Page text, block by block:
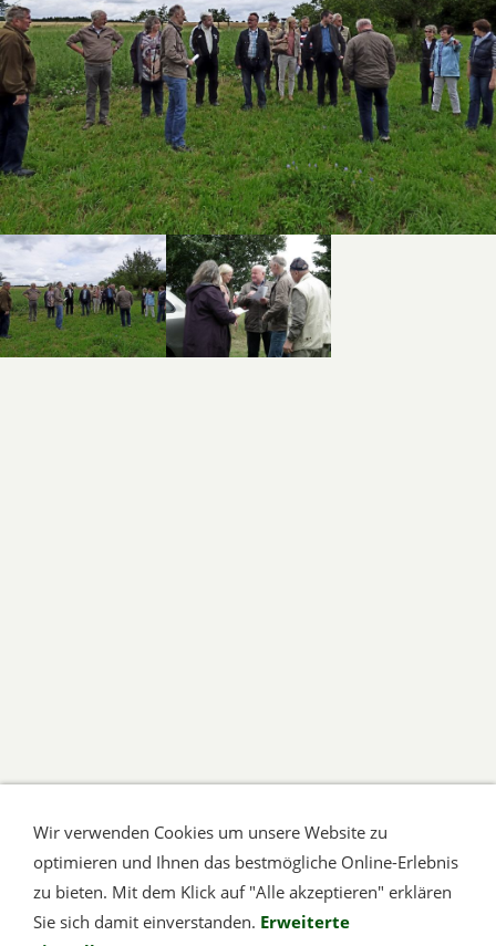
Unser Ansprechpartner vor Ort: Jörg Friederich,
Wir verwenden Cookies um unsere Website zu
optimieren und Ihnen das bestmögliche Online-Erlebnis
zu bieten. Mit dem Klick auf "Alle akzeptieren" erklären
Sie sich damit einverstanden. Erweiterte